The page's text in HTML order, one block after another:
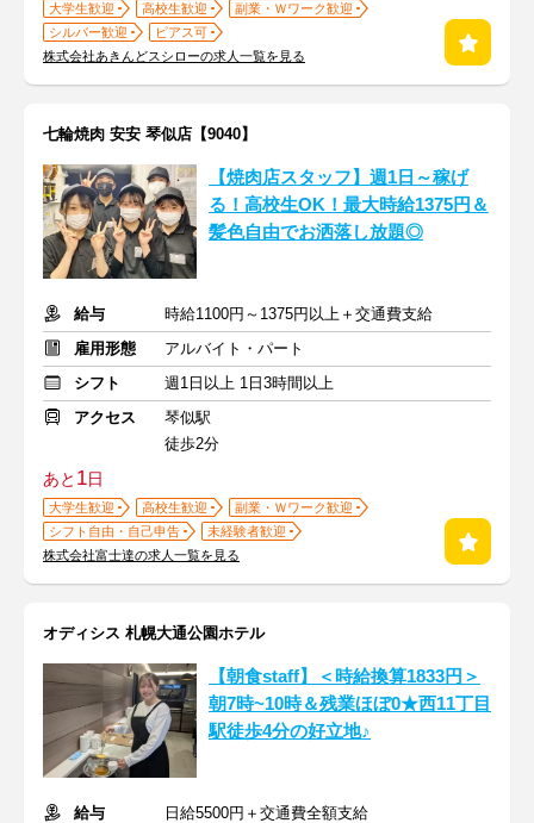
大学生歓迎 高校生歓迎
副業・Ｗワーク歓迎
シルバー歓迎
ピアス可
株式会社あきんどスシローの求人一覧を見る
七輪焼肉 安安 琴似店【9040】
【焼肉店スタッフ】週1日～稼げ
る！高校生OK！最大時給1375円＆
髪色自由でお洒落し放題◎
給与
時給1100円～1375円以上＋交通費支給
雇用形態
アルバイト・パート
シフト
週1日以上 1日3時間以上
アクセス
琴似駅
徒歩2分
あと 1日
大学生歓迎 高校生歓迎
副業・Ｗワーク歓迎
シフト自由・自己申告
未経験者歓迎
株式会社富士達の求人一覧を見る
オディシス 札幌大通公園ホテル
【朝食staff】＜時給換算1833円＞
朝7時~10時＆残業ほぼ0★西11丁目
駅徒歩4分の好立地♪
給与
日給5500円＋交通費全額支給